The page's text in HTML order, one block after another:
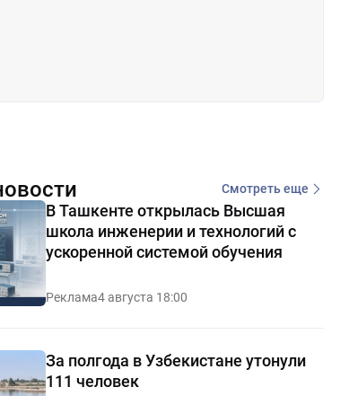
Смотреть еще
В Ташкенте открылась Высшая
школа инженерии и технологий с
ускоренной системой обучения
Реклама4 августа 18:00
За полгода в Узбекистане утонули
111 человек